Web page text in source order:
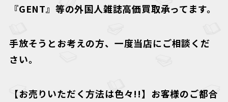
『GENT』等の外国人雑誌高価買取承ってます。
手放そうとお考えの方、一度当店にご相談くだ
さい。
【お売りいただく方法は色々!!】 お客様のご都合